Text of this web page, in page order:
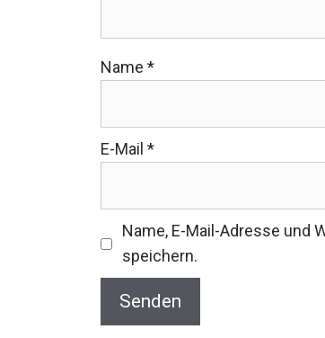
Name *
E-Mail *
Name, E-Mail-Adresse und
speichern.